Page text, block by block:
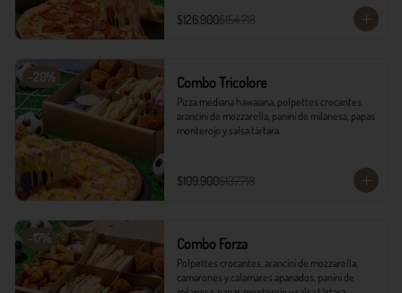
$126.900$154.718
-20% Combo Tricolore
Pizza mediana hawaiana, polpettes crocantes,
arancini de mozzarella, panini de milanesa, papas
monterojo y salsa tártara.
$109.900$137.718
-17% Combo Forza
Polpettes crocantes, arancini de mozzarella,
camarones y calamares apanados, panini de